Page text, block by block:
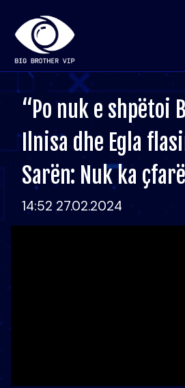
“Po nuk e shpëtoi
Ilnisa dhe Egla
Sarën: Nuk ka
14:52 27.02.2024